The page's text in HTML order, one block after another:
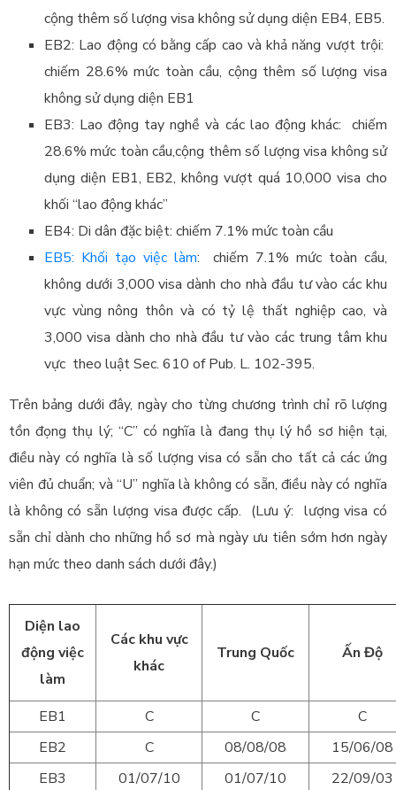
cộng thêm số lượng visa không sử dụng diện EB4, EB5.
EB2: Lao động có bằng cấp cao và khả năng vượt trội:
chiếm 28.6% mức toàn cầu, cộng thêm số lượng visa
không sử dụng diện EB1
EB3: Lao động tay nghề và các lao động khác: chiếm
28.6% mức toàn cầu,cộng thêm số lượng visa không sử
dụng diện EB1, EB2, không vượt quá 10,000 visa cho
khối “lao động khác”
EB4: Di dân đặc biệt: chiếm 7.1% mức toàn cầu
EB5: Khối tạo việc làm: chiếm 7.1% mức toàn cầu,
không dưới 3,000 visa dành cho nhà đầu tư vào các khu
vực vùng nông thôn và có tỷ lệ thất nghiệp cao, và
3,000 visa dành cho nhà đầu tư vào các trung tâm khu
vực theo luật Sec. 610 of Pub. L. 102-395.
Trên bảng dưới đây, ngày cho từng chương trình chỉ rõ lượng
tồn đọng thụ lý; “C” có nghĩa là đang thụ lý hồ sơ hiện tại,
điều này có nghĩa là số lượng visa có sẵn cho tất cả các ứng
viên đủ chuẩn; và “U” nghĩa là không có sẵn, điều này có nghĩa
là không có sẵn lượng visa được cấp. (Lưu ý: lượng visa có
sẵn chỉ dành cho những hồ sơ mà ngày ưu tiên sớm hơn ngày
hạn mức theo danh sách dưới đây.)
Diện lao
động việc
làm
Các khu vực
khác
Trung Quốc Ấn Độ
EB1 C C
C
EB2
C 08/08/08
15/06/08
EB3
01/07/10 01/07/10
22/09/03